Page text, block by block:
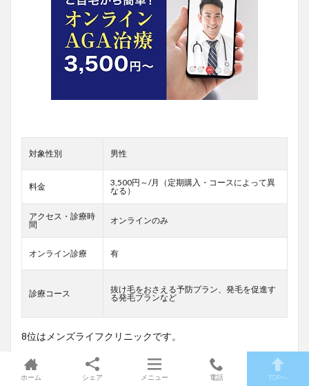
対象性別 男性
料金
3,500円～/月（定期購入・コースによって異
なる）
アクセス・診療時
間
オンラインのみ
オンライン診療 有
診療コース
抜け毛をおさえる予防プラン、発毛を促進す
る発毛プランなど
8位はメンズライフクリニックです。
24時間オンライン診察（※年末年始を除く）いつでも予約可
能なオンライン診療で待ち時間不要。
ホーム シェア メニュー 電話 TOPへ